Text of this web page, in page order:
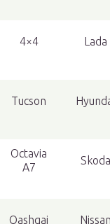
4×4 Lada
Tucson
Octavia
A7
Skoda
Qashqai